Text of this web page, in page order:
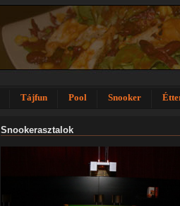
Tájfun Pool Snooker
Snookerasztalok